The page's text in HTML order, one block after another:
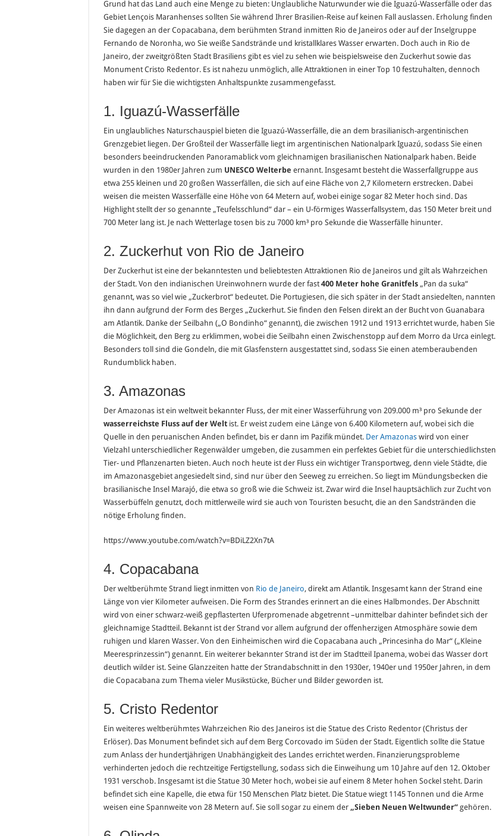
Grund hat das Land auch eine Menge zu bieten: Unglaubliche Naturwunder wie die Iguazú-Wasserfälle oder das
Gebiet Lençois Maranhenses sollten Sie während Ihrer Brasilien-Reise auf keinen Fall auslassen. Erholung finden
Sie dagegen an der Copacabana, dem berühmten Strand inmitten Rio de Janeiros oder auf der Inselgruppe
Fernando de Noronha, wo Sie weiße Sandstrände und kristallklares Wasser erwarten. Doch auch in Rio de
Janeiro, der zweitgrößten Stadt Brasiliens gibt es viel zu sehen wie beispielsweise den Zuckerhut sowie das
Monument Cristo Redentor. Es ist nahezu unmöglich, alle Attraktionen in einer Top 10 festzuhalten, dennoch
haben wir für Sie die wichtigsten Anhaltspunkte zusammengefasst.
1. Iguazú-Wasserfälle
Ein unglaubliches Naturschauspiel bieten die Iguazú-Wasserfälle, die an dem brasilianisch-argentinischen
Grenzgebiet liegen. Der Großteil der Wasserfälle liegt im argentinischen Nationalpark Iguazú, sodass Sie einen
besonders beeindruckenden Panoramablick vom gleichnamigen brasilianischen Nationalpark haben. Beide
wurden in den 1980er Jahren zum UNESCO Welterbe ernannt. Insgesamt besteht die Wasserfallgruppe aus
etwa 255 kleinen und 20 großen Wasserfällen, die sich auf eine Fläche von 2,7 Kilometern erstrecken. Dabei
weisen die meisten Wasserfälle eine Höhe von 64 Metern auf, wobei einige sogar 82 Meter hoch sind. Das
Highlight stellt der so genannte „Teufelsschlund“ dar – ein U-förmiges Wasserfallsystem, das 150 Meter breit und
700 Meter lang ist. Je nach Wetterlage tosen bis zu 7000 km³ pro Sekunde die Wasserfälle hinunter.
2. Zuckerhut von Rio de Janeiro
Der Zuckerhut ist eine der bekanntesten und beliebtesten Attraktionen Rio de Janeiros und gilt als Wahrzeichen
der Stadt. Von den indianischen Ureinwohnern wurde der fast 400 Meter hohe Granitfels„Pan da suka“
genannt, was so viel wie „Zuckerbrot“ bedeutet. Die Portugiesen, die sich später in der Stadt ansiedelten, nannten
ihn dann aufgrund der Form des Berges „Zuckerhut. Sie finden den Felsen direkt an der Bucht von Guanabara
am Atlantik. Danke der Seilbahn („O Bondinho“ genannt), die zwischen 1912 und 1913 errichtet wurde, haben Sie
die Möglichkeit, den Berg zu erklimmen, wobei die Seilbahn einen Zwischenstopp auf dem Morro da Urca einlegt.
Besonders toll sind die Gondeln, die mit Glasfenstern ausgestattet sind, sodass Sie einen atemberaubenden
Rundumblick haben.
3. Amazonas
Der Amazonas ist ein weltweit bekannter Fluss, der mit einer Wasserführung von 209.000 m³ pro Sekunde der
wasserreichste Fluss auf der Weltist. Er weist zudem eine Länge von 6.400 Kilometern auf, wobei sich die
Quelle in den peruanischen Anden befindet, bis er dann im Pazifik mündet. Der Amazonaswird von einer
Vielzahl unterschiedlicher Regenwälder umgeben, die zusammen ein perfektes Gebiet für die unterschiedlichsten
Tier- und Pflanzenarten bieten. Auch noch heute ist der Fluss ein wichtiger Transportweg, denn viele Städte, die
im Amazonasgebiet angesiedelt sind, sind nur über den Seeweg zu erreichen. So liegt im Mündungsbecken die
brasilianische Insel Marajó, die etwa so groß wie die Schweiz ist. Zwar wird die Insel hauptsächlich zur Zucht von
Wasserbüffeln genutzt, doch mittlerweile wird sie auch von Touristen besucht, die an den Sandstränden die
nötige Erholung finden.
https://www.youtube.com/watch?v=BDiLZ2Xn7tA
4. Copacabana
Der weltberühmte Strand liegt inmitten von Rio de Janeiro, direkt am Atlantik. Insgesamt kann der Strand eine
Länge von vier Kilometer aufweisen. Die Form des Strandes erinnert an die eines Halbmondes. Der Abschnitt
wird von einer schwarz-weiß gepflasterten Uferpromenade abgetrennt –unmittelbar dahinter befindet sich der
gleichnamige Stadtteil. Bekannt ist der Strand vor allem aufgrund der offenherzigen Atmosphäre sowie dem
ruhigen und klaren Wasser. Von den Einheimischen wird die Copacabana auch „Princesinha do Mar“ („Kleine
Meeresprinzessin“) genannt. Ein weiterer bekannter Strand ist der im Stadtteil Ipanema, wobei das Wasser dort
deutlich wilder ist. Seine Glanzzeiten hatte der Strandabschnitt in den 1930er, 1940er und 1950er Jahren, in dem
die Copacabana zum Thema vieler Musikstücke, Bücher und Bilder geworden ist.
5. Cristo Redentor
Ein weiteres weltberühmtes Wahrzeichen Rio des Janeiros ist die Statue des Cristo Redentor (Christus der
Erlöser). Das Monument befindet sich auf dem Berg Corcovado im Süden der Stadt. Eigentlich sollte die Statue
zum Anlass der hundertjährigen Unabhängigkeit des Landes errichtet werden. Finanzierungsprobleme
verhinderten jedoch die rechtzeitige Fertigstellung, sodass sich die Einweihung um 10 Jahre auf den 12. Oktober
1931 verschob. Insgesamt ist die Statue 30 Meter hoch, wobei sie auf einem 8 Meter hohen Sockel steht. Darin
befindet sich eine Kapelle, die etwa für 150 Menschen Platz bietet. Die Statue wiegt 1145 Tonnen und die Arme
weisen eine Spannweite von 28 Metern auf. Sie soll sogar zu einem der „Sieben Neuen Weltwunder“gehören.